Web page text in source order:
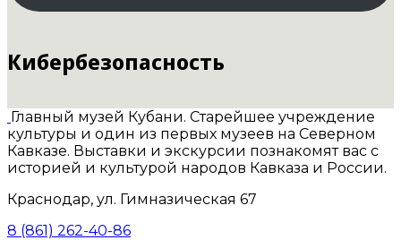
Кибербезопасность
Главный музей Кубани. Старейшее учреждение
культуры и один из первых музеев на Северном
Кавказе. Выставки и экскурсии познакомят вас с
историей и культурой народов Кавказа и России.
Краснодар, ул. Гимназическая 67
8 (861) 262-40-86